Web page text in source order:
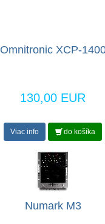
Omnitronic XCP-
130,00 EUR
Viac info do košíka
Numark M3